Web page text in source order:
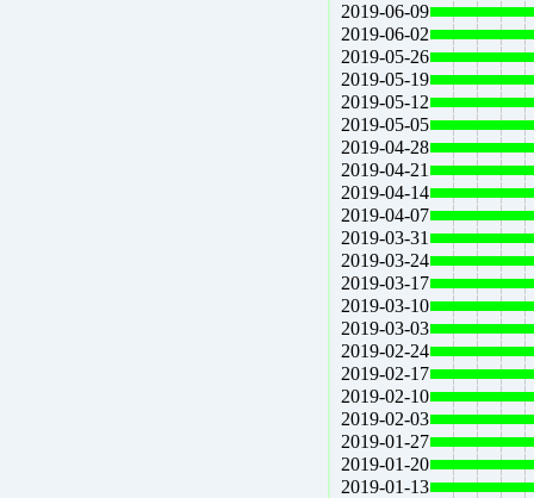
2019-06-09
2019-06-02
2019-05-26
2019-05-19
2019-05-12
2019-05-05
2019-04-28
2019-04-21
2019-04-14
2019-04-07
2019-03-31
2019-03-24
2019-03-17
2019-03-10
2019-03-03
2019-02-24
2019-02-17
2019-02-10
2019-02-03
2019-01-27
2019-01-20
2019-01-13